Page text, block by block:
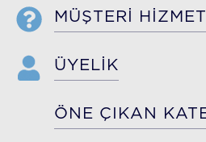
MÜŞTERİ
ÜYELİK
ÖNE ÇIKAN